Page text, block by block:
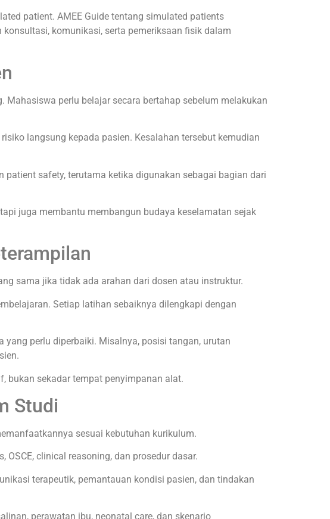
patient. AMEE Guide tentang simulated patients
komunikasi, serta pemeriksaan fisik dalam
perlu belajar secara bertahap sebelum melakukan
langsung kepada pasien. Kesalahan tersebut kemudian
safety, terutama ketika digunakan sebagai bagian dari
juga membantu membangun budaya keselamatan sejak
sama jika tidak ada arahan dari dosen atau instruktur.
Setiap latihan sebaiknya dilengkapi dengan
perlu diperbaiki. Misalnya, posisi tangan, urutan
bukan sekadar tempat penyimpanan alat.
Studi
sesuai kebutuhan kurikulum.
clinical reasoning, dan prosedur dasar.
terapeutik, pemantauan kondisi pasien, dan tindakan
perawatan ibu, neonatal care, dan skenario